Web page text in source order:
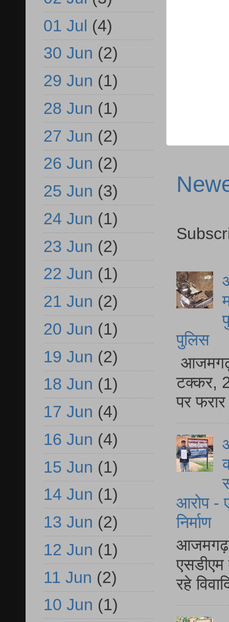
पुलिस
आजमगढ़
टक्कर,
पर
आरोप -
निर्माण
आजमगढ़
एसडीएम
रहे
01 Jul (4)
30 Jun (2)
29 Jun (1)
28 Jun (1)
27 Jun (2)
26 Jun (2)
25 Jun (3)
24 Jun (1)
23 Jun (2)
22 Jun (1)
21 Jun (2)
20 Jun (1)
19 Jun (2)
18 Jun (1)
17 Jun (4)
16 Jun (4)
15 Jun (1)
14 Jun (1)
13 Jun (2)
12 Jun (1)
11 Jun (2)
10 Jun (1)